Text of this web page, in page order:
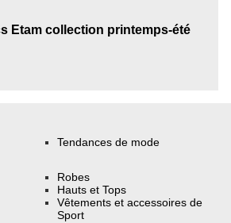
Etam collection printemps-été
Tendances de mode
Robes
Hauts et Tops
Vêtements et accessoires de
Sport